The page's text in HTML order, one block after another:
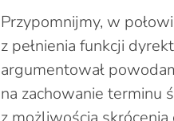
Przypomnijmy, w
z pełnienia funkcji
argumentował
na zachowanie terminu